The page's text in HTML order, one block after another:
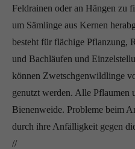
Feldrainen oder an Hängen zu
um Sämlinge aus Kernen
besteht für flächige Pflanzung,
und Bachläufen und
können Zwetschgenwildlinge
genutzt werden. Alle Pflaumen
Bienenweide. Probleme beim
durch ihre Anfälligkeit gegen
//